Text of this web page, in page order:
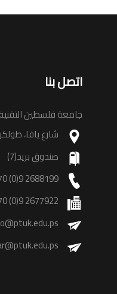
اتصل بنا
جامعة فلسطين
شارع يافا،
صندوق بريد(7)
(0)9 2688199
(0)9 2677922